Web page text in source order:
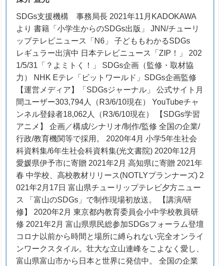
SDGs支援機構 事務局長 2021年11月KADOKAWA
より 書籍「小学生からのSDGs出版」 JNN/チューリ
ップテレビニュース「N6」 子どももわかるSDGs
レギュラー出演中 日本テレビニュース「ZIP！」 202
1/5/31「？よミトく！」 SDGs企画（監修・取材協
力） NHK Eテレ「ビットワールド」SDGs企画監修
【運営メディア】「SDGsジャーナル」 公式サイト月
間ユーザー303,794人（R3/6/10現在） YouTubeチャ
ンネル登録者18,062人（R3/6/10現在） 【SDGs学習
アニメ】 企画／構成/シナリオ/制作/監修 全国の企業/
行政/教育機関等で採用。 2020年4月 小学5年生社会
科資料集/6年生社会科資料集(光文書院) 2020年12月
愛媛県伊予市に寄贈 2021年2月 高知県に寄贈 2021年
春 中学校、高校教材リリース(NOTLYプランナーズ) 2
021年2月17日 富山県チューリップテレビ夕方ニュー
ス 「富山のSDGs」で制作現場初放送。 【講演/研
修】 2020年2月 東京都内教育委員会小中学校教員研
修 2021年2月 富山県県民総参加SDGsフォーラム登壇
コロナ以前から時間と場所に縛られない完全オンライ
ンワークスタイル。壮大な立山連峰をこよなく愛し、
富山県富山市から日本と世界に発信中。 全国の企業